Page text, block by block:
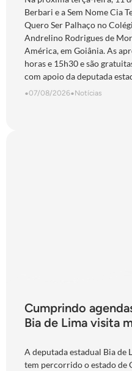
Berbari e a Sem Nome Cia
Quero Ser Palhaço no
Andrelino Rodrigues de
América, em Goiânia. As
horas e 15h30 e são
com apoio da deputada
•07/08/2026•Notícias
Cumprindo
Bia de Lima visita
A deputada estadual Bia de
tem percorrido o estado de